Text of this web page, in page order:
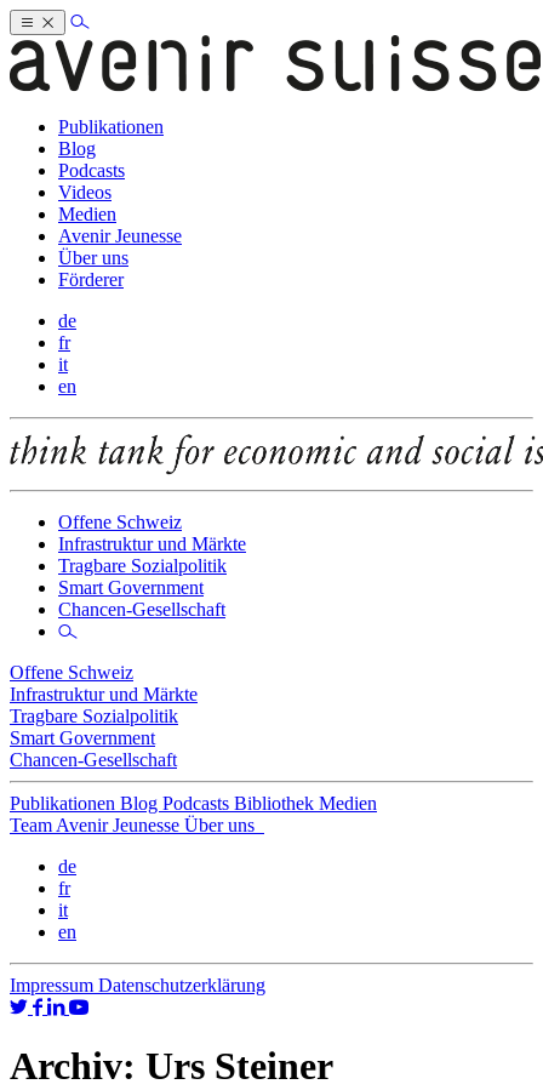
Publikationen
Blog
Podcasts
Videos
Medien
Avenir Jeunesse
Über uns
Förderer
de
fr
it
en
Offene Schweiz
Infrastruktur und Märkte
Tragbare Sozialpolitik
Smart Government
Chancen-Gesellschaft
Offene Schweiz
Infrastruktur und Märkte
Tragbare Sozialpolitik
Smart Government
Chancen-Gesellschaft
Publikationen Blog Podcasts Bibliothek Medien
Team Avenir Jeunesse Über uns
de
fr
it
en
Impressum Datenschutzerklärung
Archiv: Urs Steiner